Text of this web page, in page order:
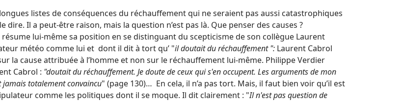
listes de conséquences du réchauffement qui ne seraient pas aussi catastrophiques
dire. Il a peut-être raison, mais la question n’est pas là. Que penser des causes ?
lui-même sa position en se distinguant du scepticisme de son collègue Laurent
météo comme lui et dont il dit à tort qu’ "il doutait du réchauffement ": Laurent Cabrol
la cause attribuée à l’homme et non sur le réchauffement lui-même. Philippe Verdier
Cabrol : "doutait du réchauffement. Je doute de ceux qui s'en occupent. Les arguments de mon
totalement convaincu" (page 130)… En cela, il n’a pas tort. Mais, il faut bien voir qu’il est
comme les politiques dont il se moque. Il dit clairement : "Il n'est pas question de